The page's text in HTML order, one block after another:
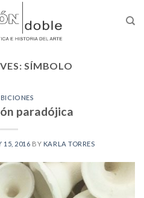
SÍMBOLO
paradójica
15, 2016 BY KARLA TORRES